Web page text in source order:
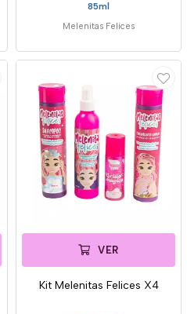
85ml
Melenitas Felices
VER
Kit Melenitas Felices X4